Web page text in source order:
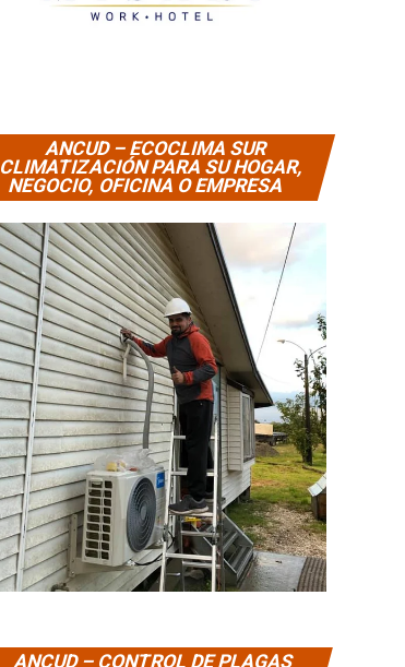
ANCUD – ECOCLIMA SUR
CLIMATIZACIÓN PARA SU HOGAR,
NEGOCIO, OFICINA O EMPRESA
ANCUD – CONTROL DE PLAGAS